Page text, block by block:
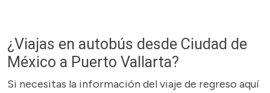
¿Viajas en autobús desde Ciudad de
México a Puerto Vallarta?
Si necesitas la información del viaje de regreso aquí